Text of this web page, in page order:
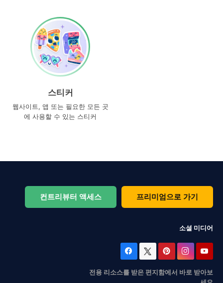
스티커
웹사이트, 앱 또는 필요한 모든 곳
에 사용할 수 있는 스티커
컨트리뷰터 액세스 프리미엄으로 가기
소셜 미디어
전용 리소스를 받은 편지함에서 바로 받아보